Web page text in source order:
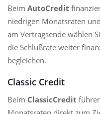
Beim AutoCredit
niedrigen Monatsraten
am Vertragsende wählen
die Schlußrate weiter
begleichen.
Classic Credit
Beim ClassicCredit